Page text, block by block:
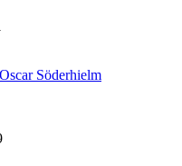
Söderhielm